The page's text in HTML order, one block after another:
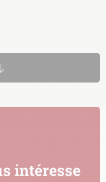
intéresse